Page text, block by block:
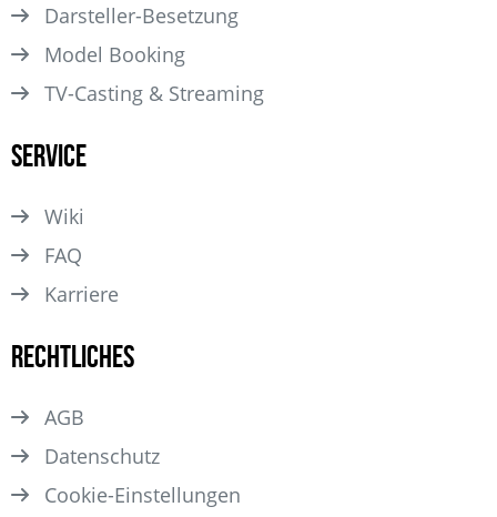
Darsteller­-Besetzung
Model Booking
TV-Casting & Streaming
Service
Wiki
FAQ
Karriere
Rechtliches
AGB
Datenschutz
Cookie-Einstellungen